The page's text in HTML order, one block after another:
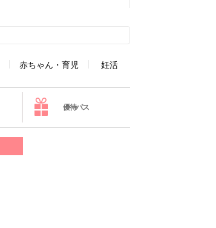
赤ちゃん・育児 妊活
優待パス